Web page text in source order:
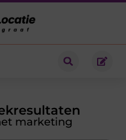
marketing